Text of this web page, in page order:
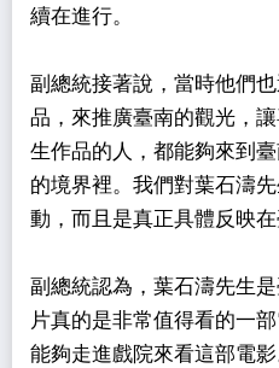
續在進行。
副總統接著說，當時他們
品，來推廣臺南的觀光，
生作品的人，都能夠來到
的境界裡。我們對葉石濤
動，而且是真正具體反映
副總統認為，葉石濤先生
片真的是非常值得看的一
能夠走進戲院來看這部電影